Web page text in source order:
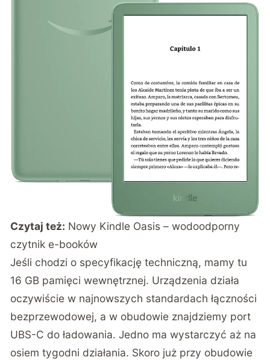
Czytaj też: Nowy Kindle Oasis – wodoodporny
czytnik e-booków
Jeśli chodzi o specyfikację techniczną, mamy tu
16 GB pamięci wewnętrznej. Urządzenia działa
oczywiście w najnowszych standardach łączności
bezprzewodowej, a w obudowie znajdziemy port
UBS-C do ładowania. Jedno ma wystarczyć aż na
osiem tygodni działania. Skoro już przy obudowie